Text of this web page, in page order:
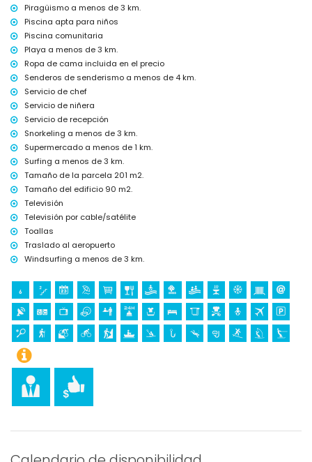
Deportes
Tenis, senderismo, ciclismo de montaña, ciclismo, escalada,
piragüismo, kayak, pesca, buceo, snorkel, surf, windsurf y esquí
acuático (a menos de 5 kilómetros de la casa)
Golf y equitación (a menos de 10 kilómetros de la casa)
Piragüismo a menos de 3 km.
Piscina apta para niños
Piscina comunitaria
Playa a menos de 3 km.
Ropa de cama incluida en el precio
Senderos de senderismo a menos de 4 km.
Servicio de chef
Servicio de niñera
Servicio de recepción
Snorkeling a menos de 3 km.
Supermercado a menos de 1 km.
Surfing a menos de 3 km.
Tamaño de la parcela 201 m2.
Tamaño del edificio 90 m2.
Televisión
Televisión por cable/satélite
Toallas
Traslado al aeropuerto
Windsurfing a menos de 3 km.